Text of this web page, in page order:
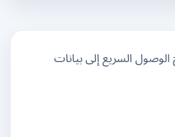
السريع إلى بيانات